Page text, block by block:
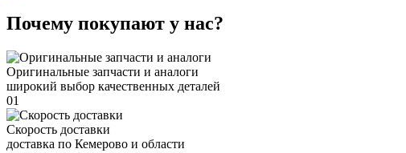
Почему покупают у нас?
Оригинальные запчасти и аналоги
широкий выбор качественных деталей
01
Скорость доставки
доставка по Кемерово и области